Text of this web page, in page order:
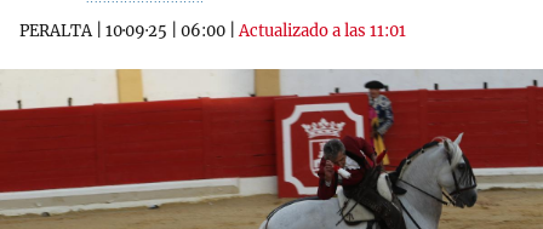
PERALTA| 10·09·25 06:00 |Actualizado a las 11:01